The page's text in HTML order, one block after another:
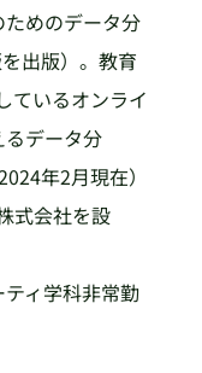
めのデータ分
出版）。教育
ているオンライ
データ分
年2月現在）
式会社を設
ィ学科非常勤